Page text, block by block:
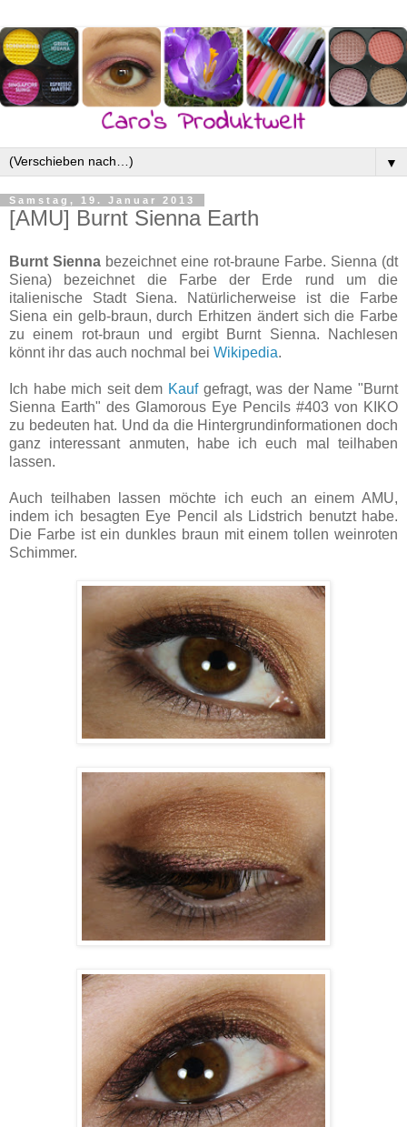
▼
Samstag, 19. Januar 2013
[AMU] Burnt Sienna Earth
Burnt Sienna bezeichnet eine rot-braune Farbe. Sienna (dt
Siena) bezeichnet die Farbe der Erde rund um die
italienische Stadt Siena. Natürlicherweise ist die Farbe
Siena ein gelb-braun, durch Erhitzen ändert sich die Farbe
zu einem rot-braun und ergibt Burnt Sienna. Nachlesen
könnt ihr das auch nochmal bei Wikipedia.
Ich habe mich seit dem Kaufgefragt, was der Name "Burnt
Sienna Earth" des Glamorous Eye Pencils #403 von KIKO
zu bedeuten hat. Und da die Hintergrundinformationen doch
ganz interessant anmuten, habe ich euch mal teilhaben
lassen.
Auch teilhaben lassen möchte ich euch an einem AMU,
indem ich besagten Eye Pencil als Lidstrich benutzt habe.
Die Farbe ist ein dunkles braun mit einem tollen weinroten
Schimmer.